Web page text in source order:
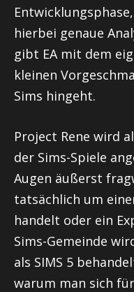
hierbei genaue
gibt EA mit dem
kleinen
Sims hingeht.
Project Rene wird
der Sims-Spiele
Augen äußerst
tatsächlich um
handelt oder ein
Sims-Gemeinde
als SIMS 5
warum man sich